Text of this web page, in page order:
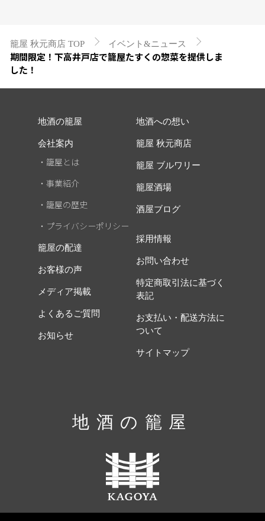
籠屋 秋元商店 TOP イベント&ニュース
期間限定！下高井戸店で籠屋たすくの惣菜を提供しま
した！
地酒の籠屋
会社案内
・籠屋とは
・事業紹介
・籠屋の歴史
・プライバシーポリシー
地酒への想い
籠屋 秋元商店
籠屋 ブルワリー
籠屋酒場
酒屋ブログ
籠屋の配達
お客様の声
メディア掲載
よくあるご質問
お知らせ
採用情報
お問い合わせ
特定商取引法に基づく
表記
お支払い・配送方法に
ついて
サイトマップ
地酒の籠屋